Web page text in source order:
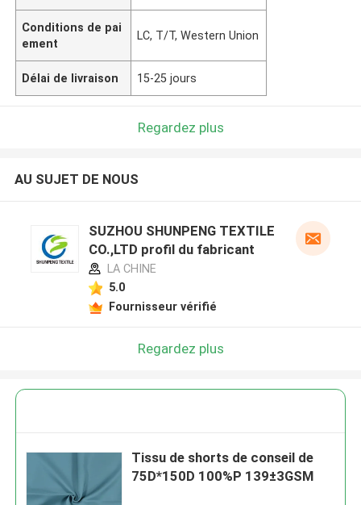
Conditions de pai
ement
LC, T/T, Western Union
Délai de livraison 15-25 jours
Regardez plus
AU SUJET DE NOUS
SUZHOU SHUNPENG TEXTILE
CO.,LTD profil du fabricant
LA CHINE
5.0
Fournisseur vérifié
Regardez plus
Tissu de shorts de conseil de
75D*150D 100%P 139±3GSM